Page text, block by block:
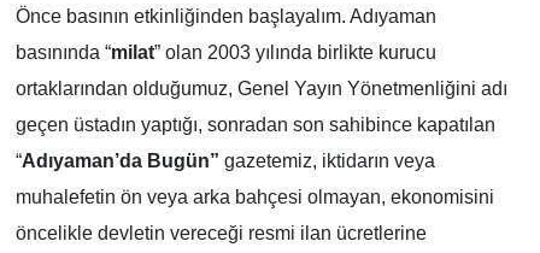
Önce basının etkinliğinden başlayalım. Adıyaman
basınında “milat” olan 2003 yılında birlikte kurucu
ortaklarından olduğumuz, Genel Yayın Yönetmenliğini adı
geçen üstadın yaptığı, sonradan son sahibince kapatılan
“Adıyaman’da Bugün” gazetemiz, iktidarın veya
muhalefetin ön veya arka bahçesi olmayan, ekonomisini
öncelikle devletin vereceği resmi ilan ücretlerine